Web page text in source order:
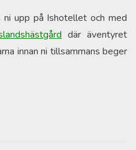
ni upp på Ishotellet och med
där äventyret
innan ni tillsammans beger